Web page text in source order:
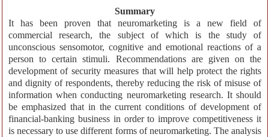
Summary
It has been proven that neuromarketing is a new field of
commercial research, the subject of which is the study of
unconscious sensomotor, cognitive and emotional reactions of a
person to certain stimuli. Recommendations are given on the
development of security measures that will help protect the rights
and dignity of respondents, thereby reducing the risk of misuse of
information when conducting neuromarketing research. It should
be emphasized that in the current conditions of development of
financial-banking business in order to improve competitiveness it
is necessary to use different forms of neuromarketing. The analysis